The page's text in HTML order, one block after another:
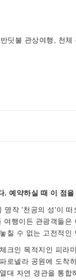
딧불 관상여행, 천체
. 예약하실 때 이 점
명작 '천공의 성'이
행이든 관광객들은
칠 수 없는 고전적인
크인 목적지인 피라
로넬라 공원에 도착
대 자연 경관을 통